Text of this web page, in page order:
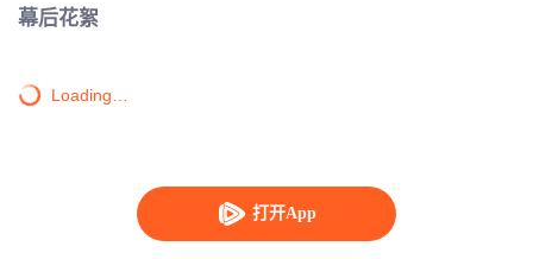
打开App
幕后花絮
Loading…